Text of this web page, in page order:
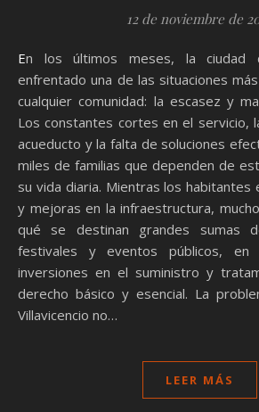
12 de noviembre de
En los últimos meses, la ciudad de Villavicencio ha
enfrentado una de las situaciones
cualquier comunidad: la escasez y
Los constantes cortes en el servicio,
acueducto y la falta de soluciones
miles de familias que dependen de
su vida diaria. Mientras los habitantes
y mejoras en la infraestructura,
qué se destinan grandes sumas
festivales y eventos públicos,
inversiones en el suministro y
derecho básico y esencial. La
Villavicencio no…
LEER MÁS